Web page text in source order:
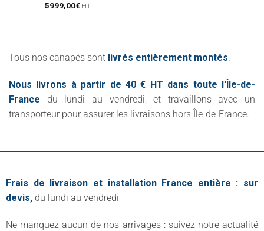
5999,00€ HT
Tous nos canapés sont livrés entièrement montés.
Nous livrons à partir de 40 € HT dans toute l'Île-de-
France du lundi au vendredi, et travaillons avec un
transporteur pour assurer les livraisons hors Île-de-France.
Frais de livraison et installation France entière : sur
devis, du lundi au vendredi
Ne manquez aucun de nos arrivages : suivez notre actualité